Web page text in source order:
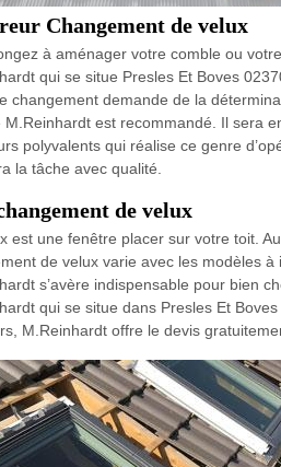
Changement de velux
à aménager votre comble ou
qui se situe Presles Et Boves
changement demande de la
M.Reinhardt est recommandé. Il sera
polyvalents qui réalise ce genre
la tâche avec qualité.
de velux
est une fenêtre placer sur votre toit.
de velux varie avec les modèles
s’avère indispensable pour bien
qui se situe dans Presles Et
M.Reinhardt offre le devis